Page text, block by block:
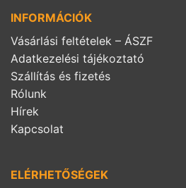
INFORMÁCIÓK
Vásárlási feltételek – ÁSZF
Adatkezelési tájékoztató
Szállítás és fizetés
Rólunk
Hírek
Kapcsolat
ELÉRHETŐSÉGEK